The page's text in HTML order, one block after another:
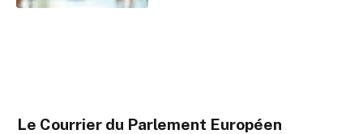
Le Courrier du Parlement Européen